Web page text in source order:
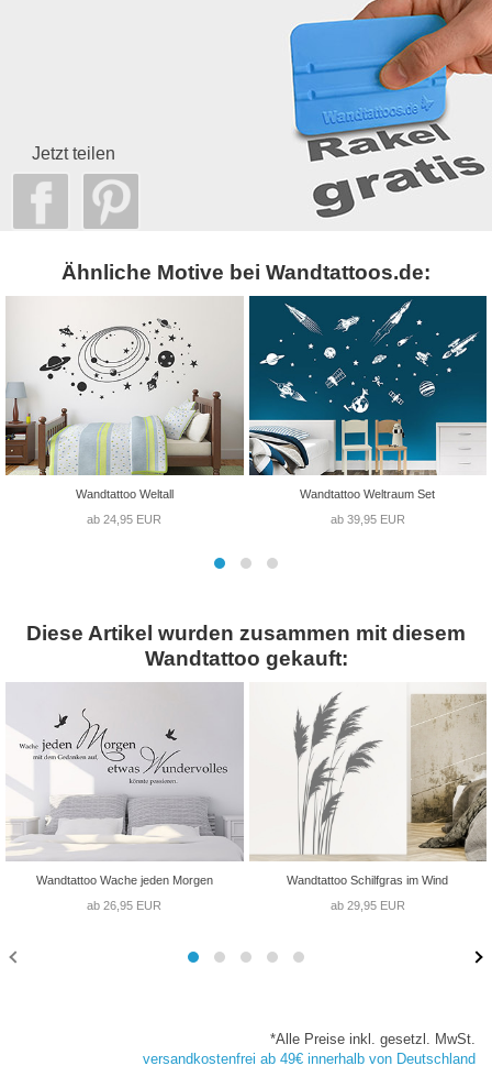
Jetzt teilen
Ähnliche Motive bei Wandtattoos.de:
Wandtattoo Weltall
ab 24,95 EUR
Wandtattoo Weltraum Set
ab 39,95 EUR
Diese Artikel wurden zusammen mit diesem
Wandtattoo gekauft:
Wandtattoo Wache jeden Morgen
ab 26,95 EUR
Wandtattoo Schilfgras im Wind
ab 29,95 EUR
*Alle Preise inkl. gesetzl. MwSt.
versandkostenfrei ab 49€ innerhalb von Deutschland